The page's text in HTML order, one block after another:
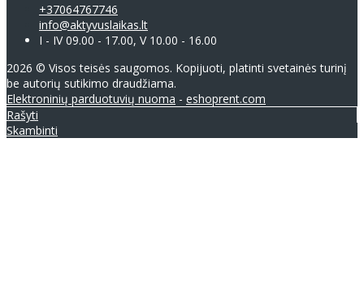
+37064767746
info@aktyvuslaikas.lt
I - IV 09.00 - 17.00, V 10.00 - 16.00
2026 © Visos teisės saugomos. Kopijuoti, platinti svetainės turinį
be autorių sutikimo draudžiama.
Elektroninių parduotuvių nuoma - eshoprent.com
Rašyti
Skambinti